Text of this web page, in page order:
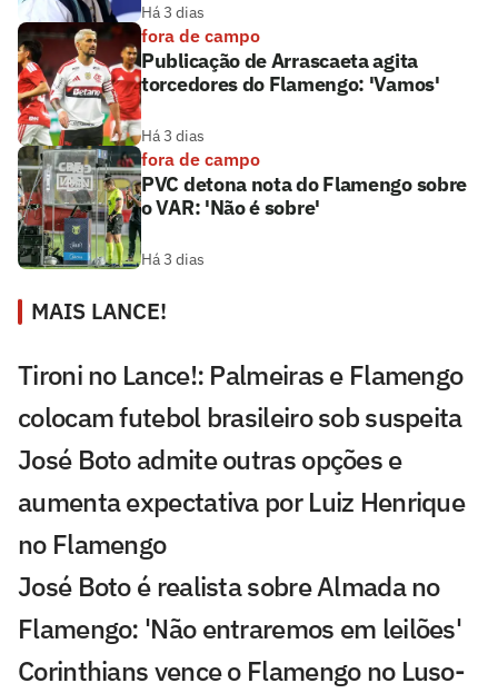
Há 3 dias
fora de campo
Publicação de Arrascaeta agita
torcedores do Flamengo: 'Vamos'
Há 3 dias
fora de campo
PVC detona nota do Flamengo sobre
o VAR: 'Não é sobre'
Há 3 dias
MAIS LANCE!
Tironi no Lance!: Palmeiras e Flamengo
colocam futebol brasileiro sob suspeita
José Boto admite outras opções e
aumenta expectativa por Luiz Henrique
no Flamengo
José Boto é realista sobre Almada no
Flamengo: 'Não entraremos em leilões'
Corinthians vence o Flamengo no Luso-